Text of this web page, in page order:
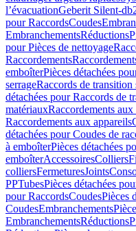
l’évacuationGeberit Silent-
pour RaccordsCoudes
EmbranchementsRéductions
pour Pièces de nettoyage
Raccordements
emboîterPièces détachées
serrageRaccords de transition
détachées pour Raccords de
matériauxRaccordements aux
Raccordements aux appareils
détachées pour Coudes de
à emboîterPièces détachées
emboîterAccessoiresColliers
colliersFermeturesJoints
PPTubesPièces détachées
pour RaccordsCoudesPièces
CoudesEmbranchements
EmbranchementsRéductions